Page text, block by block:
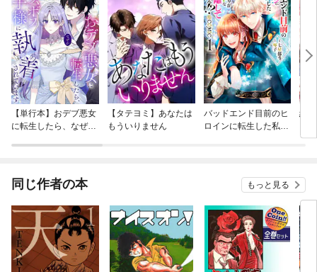
【単行本】おデブ悪女
に転生したら、なぜか
【タテヨミ】あなたは
もういりません
バッドエンド目前のヒ
ロインに転生した私、
結
同じ作者の本 もっと見る